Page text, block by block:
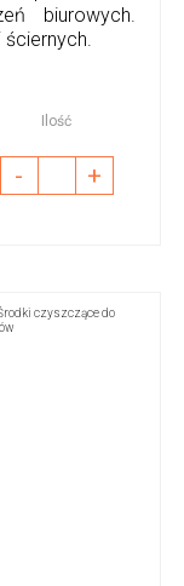
biurowych.
Ilość
- +
czyszczące do